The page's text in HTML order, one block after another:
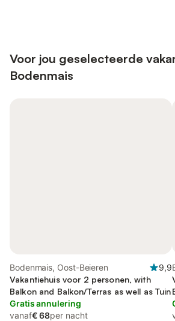
Voor jou geselecteerde
Bodenmais
Bodenmais, Oost-Beieren
9,9
Vakantiehuis voor 2 personen, with
Balkon and Balkon/Terras as well as Tuin
Gratis annulering
vanaf€ 68per nacht